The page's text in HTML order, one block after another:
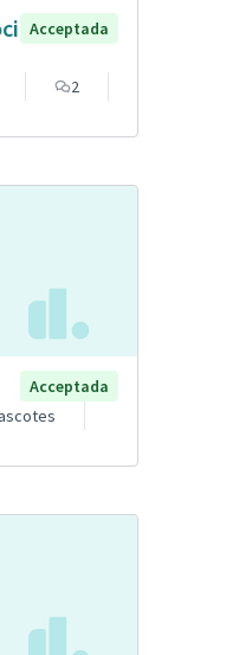
Acceptada
2
Acceptada